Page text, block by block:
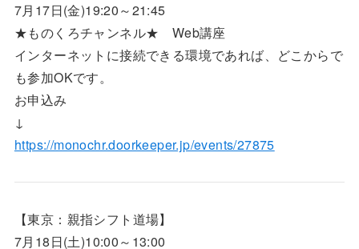
7月17日(金)19:20～21:45
★ものくろチャンネル★ Web講座
インターネットに接続できる環境であれば、どこからで
も参加OKです。
お申込み
↓
https://monochr.doorkeeper.jp/events/27875
【東京：親指シフト道場】
7月18日(土)10:00～13:00